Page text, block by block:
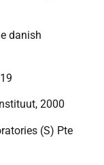
danish
2000
(S) Pte